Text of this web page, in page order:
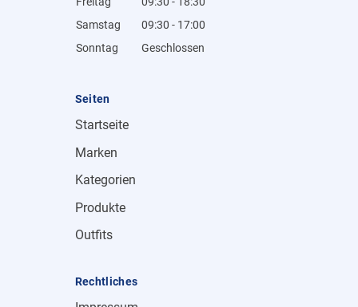
Samstag
09:30 - 17:00
Sonntag
Geschlossen
Seiten
Startseite
Marken
Kategorien
Produkte
Outfits
Rechtliches